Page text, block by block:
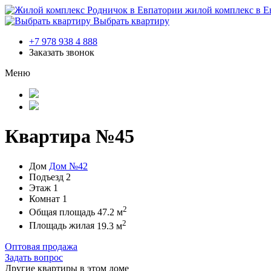
жилой комплекс в
Выбрать квартиру
+7 978 938 4 888
Заказать звонок
Меню
Квартира №45
Дом Дом №42
Подъезд 2
Этаж 1
Комнат 1
Общая площадь 47.2 м2
Площадь жилая 19.3 м2
Оптовая продажа
Задать вопрос
Другие квартиры в этом доме